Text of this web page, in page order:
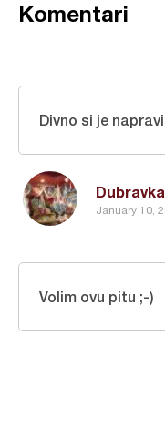
Komentari
January 10,
Divno si je
Volim ovu pitu ;-)